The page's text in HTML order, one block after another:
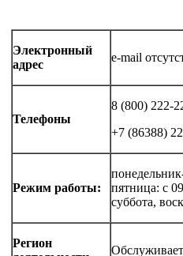
Электронный
адрес
e-mail
Телефоны
8 (800) 222-
+7 (86388)
Режим работы:
пятница: с
суббота,
Регион